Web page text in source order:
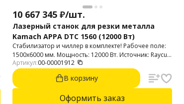
10 667 345 ₽/шт.
Лазерный станок для резки металла
Kamach APPA DTC 1560 (12000 Вт)
Стабилизатор и чиллер в комплекте! Рабочее поле:
1500х6000 мм. Мощность: 12000 Вт. Источник: Raycus.
Голова с автофокусом.
Артикул:00-00001912
В корзину
Оформить заказ